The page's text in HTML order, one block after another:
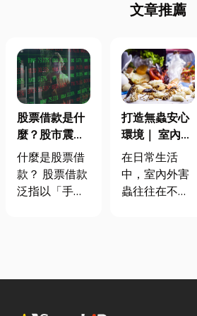
文章推薦
股票借款是什
麼？股市震盪|
股票借款、股
票質借、當鋪
借款完整比較
什麼是股票借
款？ 股票借款
泛指以「手中
的融資方式，
賣出股票，就
打造無蟲安心
環境｜ 室內外
害蟲防治全攻
略
在日常生活
中，室內外害
蟲往往在不知
渣或積水，容